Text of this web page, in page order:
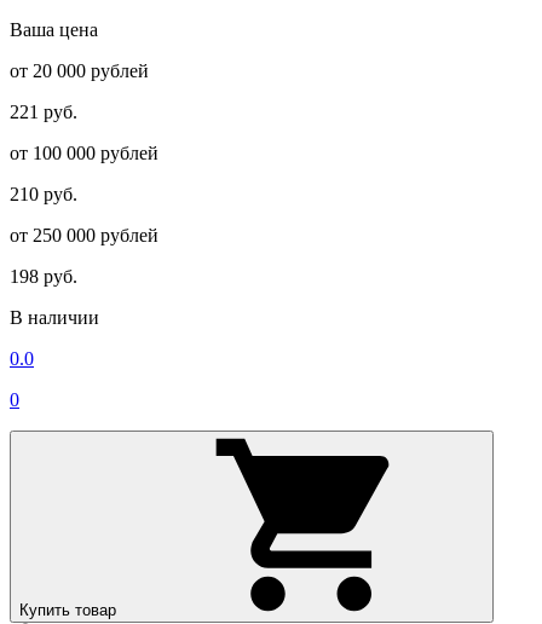
Ваша цена
от 20 000 рублей
221 руб.
от 100 000 рублей
210 руб.
от 250 000 рублей
198 руб.
В наличии
0.0
0
Купить товар